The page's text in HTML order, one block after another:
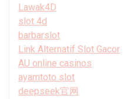
Lawak4D
slot 4d
barbarslot
Link Alternatif Slot Gacor
AU online casinos
ayamtoto slot
deepseek官网